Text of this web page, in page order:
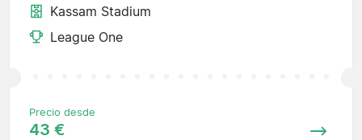
Kassam Stadium
League One
Precio desde
43 €